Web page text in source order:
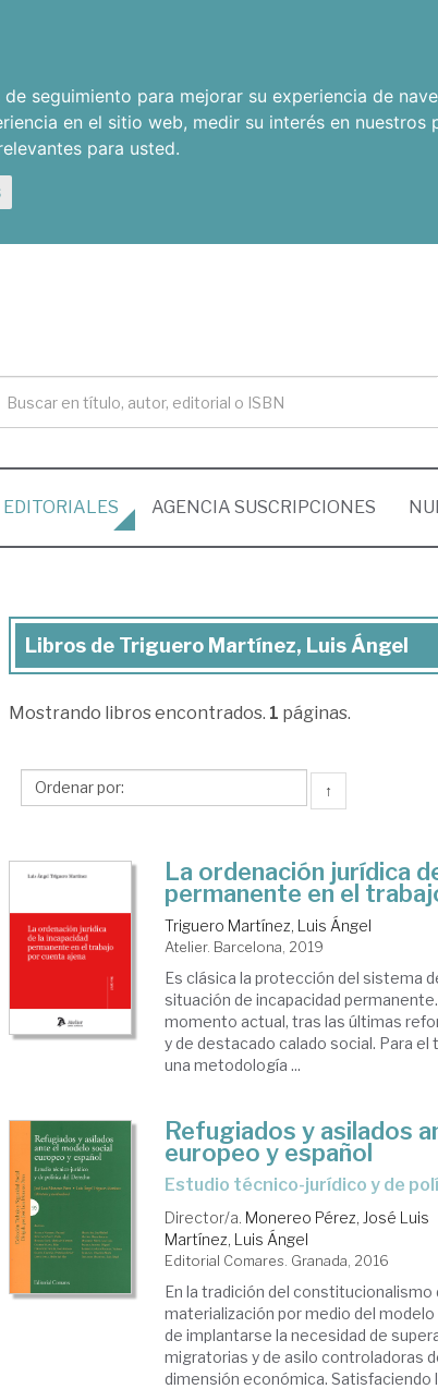
seguimiento para mejorar su experiencia de
en el sitio web, medir su interés en
para usted.
EDITORIALES AGENCIA SUSCRIPCIONES
Libros
Triguero
Luis
Libros de Triguero Martínez, Luis Ángel
Mostrando libros encontrados. 1 páginas.
↑
La ordenación jurídica
permanente en el
Triguero Martínez, Luis Ángel
Atelier. Barcelona, 2019
Es clásica la protección del sistema
situación de incapacidad
momento actual, tras las últimas
y de destacado calado social. Para
una metodología ...
Refugiados y asilados
europeo y español
estudio técnico-jurídico y de
Director/a. Monereo Pérez, José Luis
Martínez, Luis Ángel
Editorial Comares. Granada, 2016
En la tradición del
materialización por medio del
de implantarse la necesidad de
migratorias y de asilo controladoras
dimensión económica. Satisfaciendo